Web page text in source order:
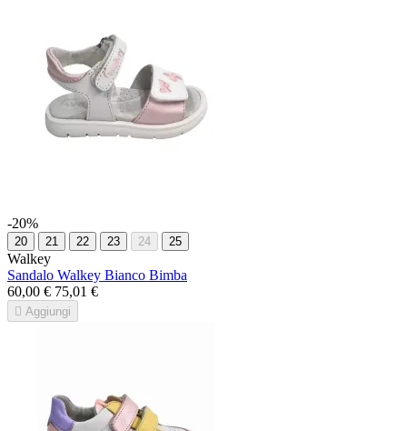
-20%
20 21 22 23 24 25
Walkey
Sandalo Walkey Bianco Bimba
60,00 € 75,01 €
 Aggiungi